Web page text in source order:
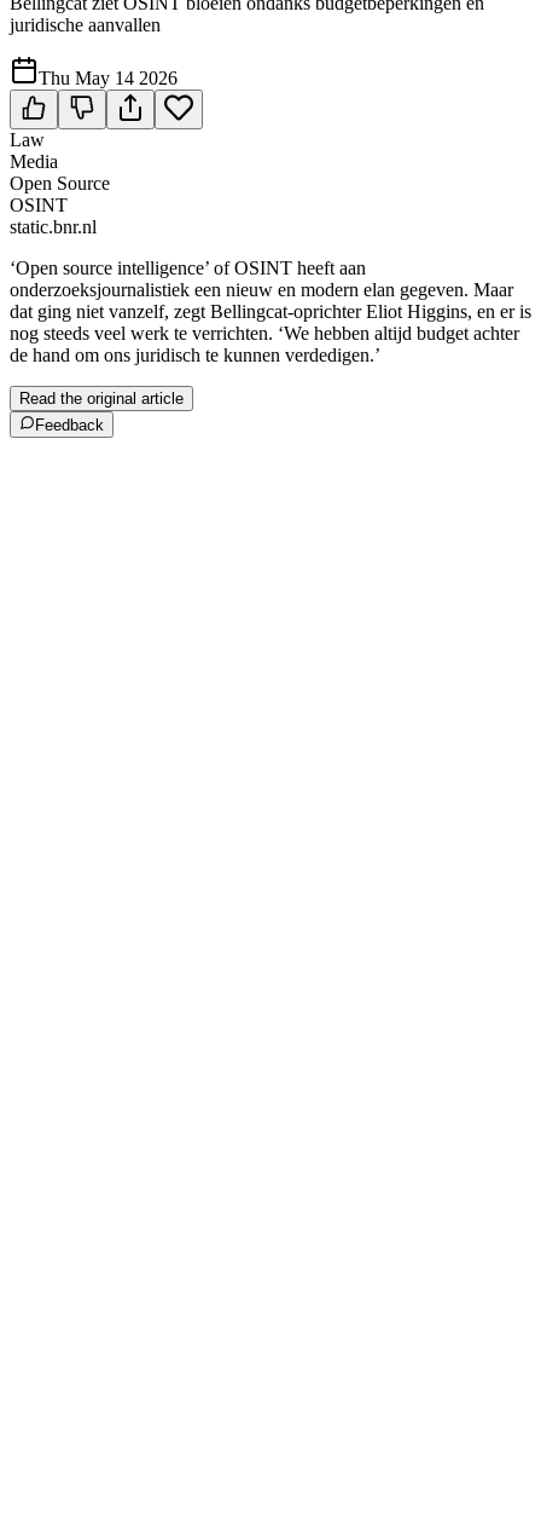
juridische aanvallen
Thu May 14 2026
Law
Media
Open Source
OSINT
static.bnr.nl
‘Open source intelligence’ of OSINT heeft aan
onderzoeksjournalistiek een nieuw en modern elan gegeven. Maar
dat ging niet vanzelf, zegt Bellingcat-oprichter Eliot Higgins, en er is
nog steeds veel werk te verrichten. ‘We hebben altijd budget achter
de hand om ons juridisch te kunnen verdedigen.’
Read the original article
Feedback